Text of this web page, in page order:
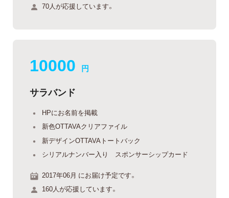
70人が応援しています。
10000 円
サラバンド
HPにお名前を掲載
新色OTTAVAクリアファイル
新デザインOTTAVAトートバック
シリアルナンバー入り スポンサーシップカード
2017年06月 にお届け予定です。
160人が応援しています。